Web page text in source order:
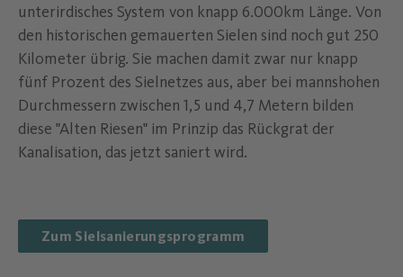
unterirdisches System von knapp 6.000km Länge. Von
den historischen gemauerten Sielen sind noch gut 250
Kilometer übrig. Sie machen damit zwar nur knapp
fünf Prozent des Sielnetzes aus, aber bei mannshohen
Durchmessern zwischen 1,5 und 4,7 Metern bilden
diese "Alten Riesen" im Prinzip das Rückgrat der
Kanalisation, das jetzt saniert wird.
Zum Sielsanierungsprogramm